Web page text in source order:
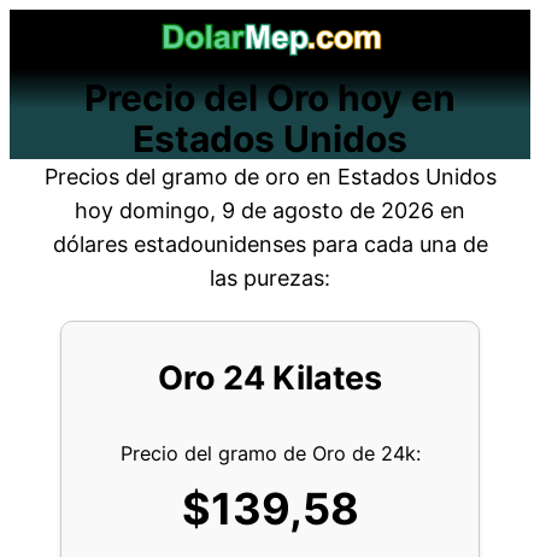
contenidoPrecio del Oro hoy en
Estados Unidos
Precios del gramo de oro en Estados Unidos
hoy domingo, 9 de agosto de 2026 en
dólares estadounidenses para cada una de
las purezas:
Oro 24 Kilates
Precio del gramo de Oro de 24k:
$139,58